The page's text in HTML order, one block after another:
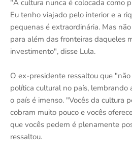
"A cultura nunca é colocada como
Eu tenho viajado pelo interior e a
pequenas é extraordinária. Mas
para além das fronteiras daqueles
investimento", disse Lula.
O ex-presidente ressaltou que
política cultural no país, lembrando
o país é imenso. "Vocês da cultura
cobram muito pouco e vocês
que vocês pedem é plenamente
ressaltou.